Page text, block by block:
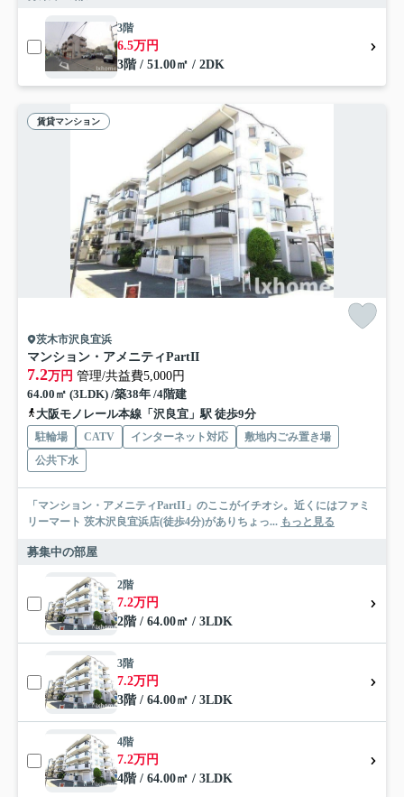
3階
6.5万円
3階 / 51.00㎡ / 2DK
賃貸マンション
茨木市沢良宜浜
マンション・アメニティPartII
7.2万円 管理/共益費5,000円
64.00㎡ (3LDK) /築38年 /4階建
大阪モノレール本線「沢良宜」駅 徒歩9分
駐輪場 CATV インターネット対応
敷地内ごみ置き場
公共下水
「マンション・アメニティPartII」のここがイチオシ。近くにはファミ
リーマート 茨木沢良宜浜店(徒歩4分)がありちょっ... もっと見る
募集中の部屋
2階
7.2万円
2階 / 64.00㎡ / 3LDK
3階
7.2万円
3階 / 64.00㎡ / 3LDK
4階
7.2万円
4階 / 64.00㎡ / 3LDK